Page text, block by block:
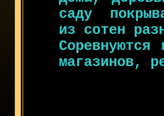
саду
из сотен
магазинов,